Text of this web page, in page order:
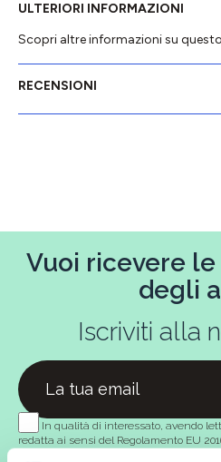
ULTERIORI INFORMAZIONI
Scopri altre informazioni su
RECENSIONI
Vuoi ricevere
degli
Iscriviti alla
In qualità di interessato, avendo
redatta ai sensi del Regolamento EU